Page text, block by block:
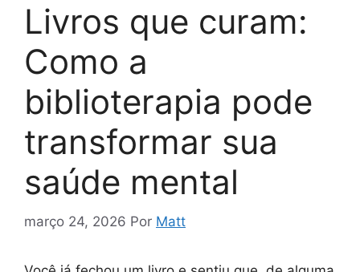
Livros que curam:
Como a
biblioterapia pode
transformar sua
saúde mental
março 24, 2026 Por Matt